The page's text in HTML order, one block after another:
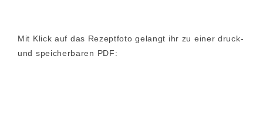
Mit Klick auf das Rezeptfoto gelangt ihr zu einer druck-
und speicherbaren PDF: